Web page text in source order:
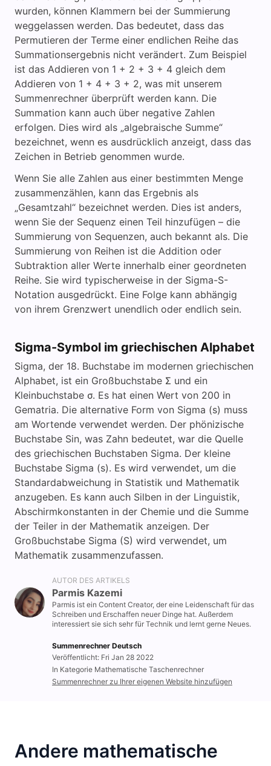
wurden, können Klammern bei der Summierung
weggelassen werden. Das bedeutet, dass das
Permutieren der Terme einer endlichen Reihe das
Summationsergebnis nicht verändert. Zum Beispiel
ist das Addieren von 1 + 2 + 3 + 4 gleich dem
Addieren von 1 + 4 + 3 + 2, was mit unserem
Summenrechner überprüft werden kann. Die
Summation kann auch über negative Zahlen
erfolgen. Dies wird als „algebraische Summe“
bezeichnet, wenn es ausdrücklich anzeigt, dass das
Zeichen in Betrieb genommen wurde.
Wenn Sie alle Zahlen aus einer bestimmten Menge
zusammenzählen, kann das Ergebnis als
„Gesamtzahl“ bezeichnet werden. Dies ist anders,
wenn Sie der Sequenz einen Teil hinzufügen – die
Summierung von Sequenzen, auch bekannt als. Die
Summierung von Reihen ist die Addition oder
Subtraktion aller Werte innerhalb einer geordneten
Reihe. Sie wird typischerweise in der Sigma-S-
Notation ausgedrückt. Eine Folge kann abhängig
von ihrem Grenzwert unendlich oder endlich sein.
Sigma-Symbol im griechischen Alphabet
Sigma, der 18. Buchstabe im modernen griechischen
Alphabet, ist ein Großbuchstabe Σ und ein
Kleinbuchstabe σ. Es hat einen Wert von 200 in
Gematria. Die alternative Form von Sigma (s) muss
am Wortende verwendet werden. Der phönizische
Buchstabe Sin, was Zahn bedeutet, war die Quelle
des griechischen Buchstaben Sigma. Der kleine
Buchstabe Sigma (s). Es wird verwendet, um die
Standardabweichung in Statistik und Mathematik
anzugeben. Es kann auch Silben in der Linguistik,
Abschirmkonstanten in der Chemie und die Summe
der Teiler in der Mathematik anzeigen. Der
Großbuchstabe Sigma (S) wird verwendet, um
Mathematik zusammenzufassen.
AUTOR DES ARTIKELS
Parmis Kazemi
Parmis ist ein Content Creator, der eine Leidenschaft für das
Schreiben und Erschaffen neuer Dinge hat. Außerdem
interessiert sie sich sehr für Technik und lernt gerne Neues.
Summenrechner Deutsch
Veröffentlicht: Fri Jan 28 2022
In Kategorie Mathematische Taschenrechner
Summenrechner zu Ihrer eigenen Website hinzufügen
Andere mathematische